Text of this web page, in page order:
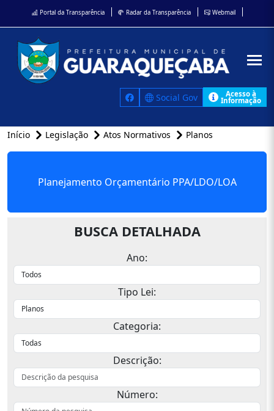
Portal da Transparência Radar da Transparência Webmail
Social Gov Acesso à
Informação
Início Legislação Atos Normativos Planos
Planejamento Orçamentário PPA/LDO/LOA
BUSCA DETALHADA
Ano:
Tipo Lei:
Categoria:
Descrição:
Número: